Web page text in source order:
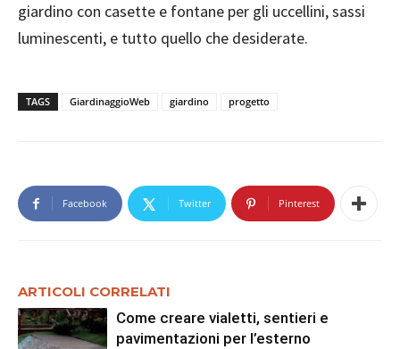
giardino con casette e fontane per gli uccellini, sassi
luminescenti, e tutto quello che desiderate.
TAGS GiardinaggioWeb giardino progetto
Facebook Twitter Pinterest
ARTICOLI CORRELATI
Come creare vialetti, sentieri e
pavimentazioni per l’esterno